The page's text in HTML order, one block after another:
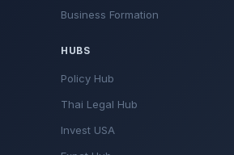
Business Formation
HUBS
Policy Hub
Thai Legal Hub
Invest USA